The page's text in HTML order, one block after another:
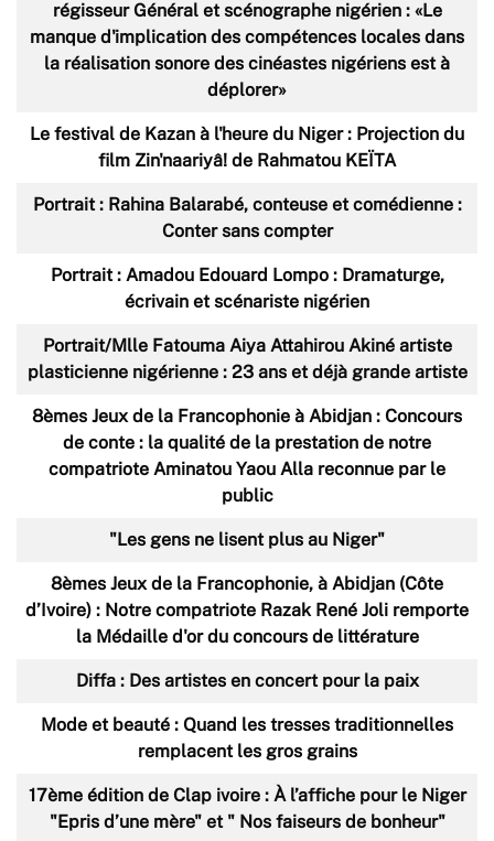
régisseur Général et scénographe nigérien : «Le
manque d'implication des compétences locales dans
la réalisation sonore des cinéastes nigériens est à
déplorer»
Le festival de Kazan à l'heure du Niger : Projection du
film Zin'naariyâ! de Rahmatou KEÏTA
Portrait : Rahina Balarabé, conteuse et comédienne :
Conter sans compter
Portrait : Amadou Edouard Lompo : Dramaturge,
écrivain et scénariste nigérien
Portrait/Mlle Fatouma Aiya Attahirou Akiné artiste
plasticienne nigérienne : 23 ans et déjà grande artiste
8èmes Jeux de la Francophonie à Abidjan : Concours
de conte : la qualité de la prestation de notre
compatriote Aminatou Yaou Alla reconnue par le
public
"Les gens ne lisent plus au Niger"
8èmes Jeux de la Francophonie, à Abidjan (Côte
d’Ivoire) : Notre compatriote Razak René Joli remporte
la Médaille d'or du concours de littérature
Diffa : Des artistes en concert pour la paix
Mode et beauté : Quand les tresses traditionnelles
remplacent les gros grains
17ème édition de Clap ivoire : À l’affiche pour le Niger
"Epris d’une mère" et " Nos faiseurs de bonheur"